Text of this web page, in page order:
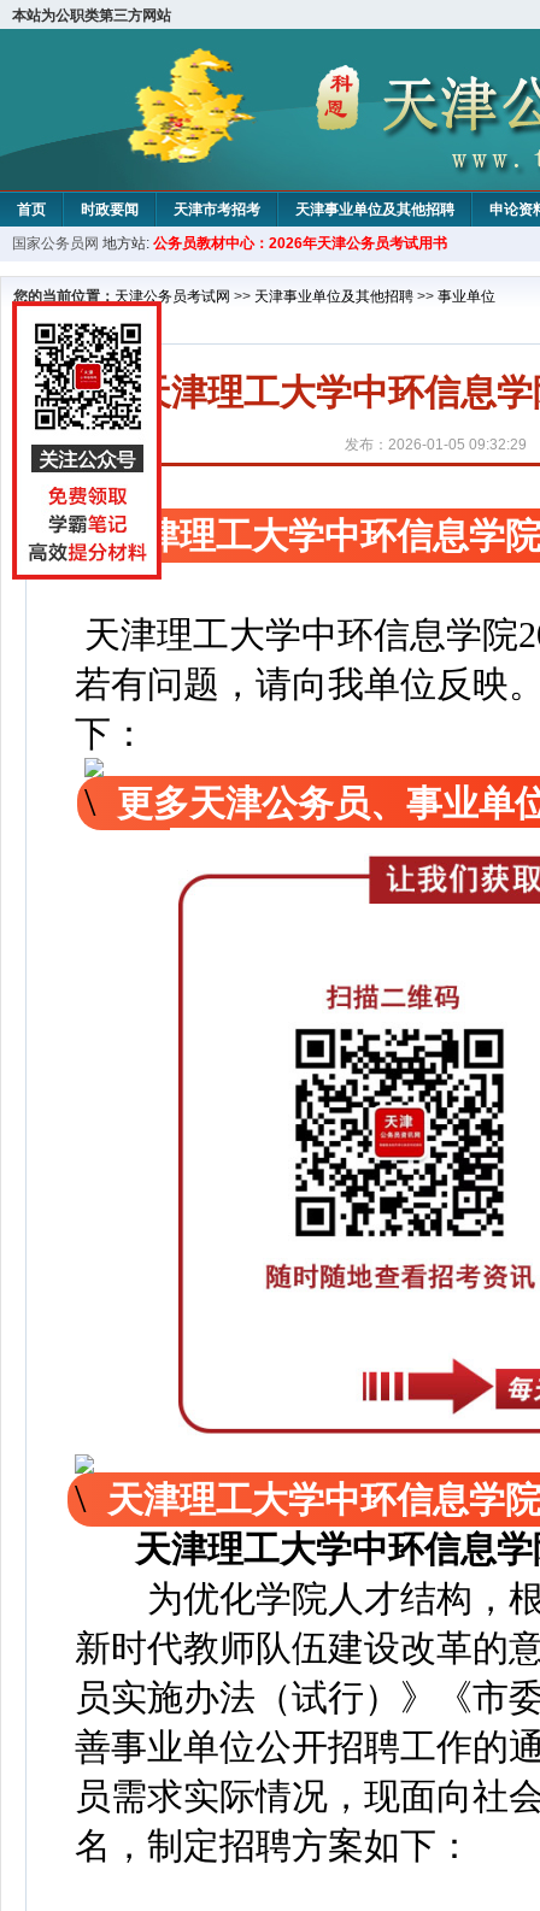
本站为公职类第三方网站
首页 时政要闻 天津市考招考 天津事业单位及其他招聘 申论资
教材中心
国家公务员网 地方站: 公务员教材中心：2026年天津公务员考试用书
您的当前位置： 天津公务员考试网 >> 天津事业单位及其他招聘 >> 事业单位
天津理工大学中环信息
发布：2026-01-05 09:32:29
天津理工大学中环信息学
天津理工大学中环信息学院
若有问题，请向我单位反映
下：
更多天津公务员、事业单
天津理工大学中环信息学
天津理工大学中环信息
为优化学院人才结构，根
新时代教师队伍建设改革的
员实施办法（试行）》《市
善事业单位公开招聘工作的
员需求实际情况，现面向社
名，制定招聘方案如下：